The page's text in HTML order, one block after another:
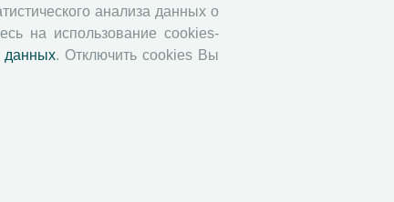
анализа данных о
на использование cookies-
данных. Отключить cookies Вы